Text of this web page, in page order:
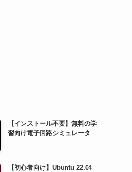
【インストール不要】無料の学
習向け電子回路シミュレータ
【初心者向け】Ubuntu 22.04